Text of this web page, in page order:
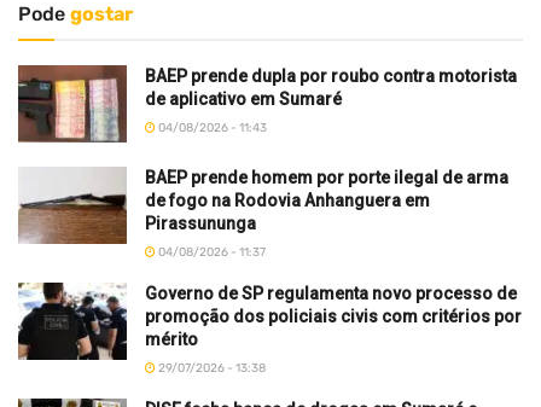
Pode gostar
BAEP prende dupla por roubo contra motorista
de aplicativo em Sumaré
04/08/2026 - 11:43
BAEP prende homem por porte ilegal de arma
de fogo na Rodovia Anhanguera em
Pirassununga
04/08/2026 - 11:37
Governo de SP regulamenta novo processo de
promoção dos policiais civis com critérios por
mérito
29/07/2026 - 13:38